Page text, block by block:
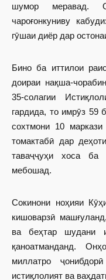
шумор меравад.
чароғонкуниву
гӯшаи диёр дар
Бино ба иттилои
доираи нақша-
35-солагии
гардида, то имрӯз 59
сохтмони 10
томактабӣ дар
таваҷҷуҳи хоса ба
мебошад.
Сокинони ноҳияи
кишоварзӣ
ва беҳтар шудани
қаноатманданд.
миллатро
истиқлолият ва